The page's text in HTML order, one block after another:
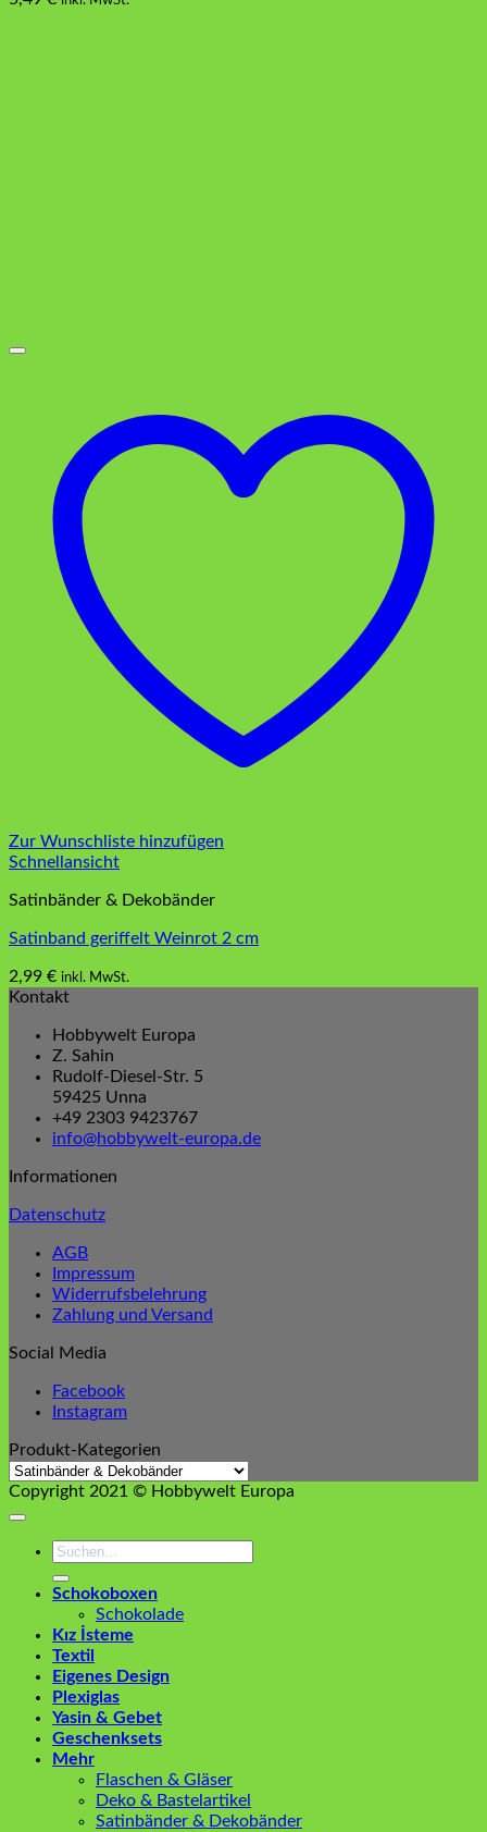
Zur Wunschliste hinzufügen
Schnellansicht
Satinbänder & Dekobänder
Satinband geriffelt Weinrot 2 cm
2,99 € inkl. MwSt.
Kontakt
Hobbywelt Europa
Z. Sahin
Rudolf-Diesel-Str. 5
59425 Unna
+49 2303 9423767
info@hobbywelt-europa.de
Informationen
Datenschutz
AGB
Impressum
Widerrufsbelehrung
Zahlung und Versand
Social Media
Facebook
Instagram
Produkt-Kategorien
Copyright 2021 © Hobbywelt Europa
Suchen
Schokoboxen
Schokolade
Kız İsteme
Textil
Eigenes Design
Plexiglas
Yasin & Gebet
Geschenksets
Mehr
Flaschen & Gläser
Deko & Bastelartikel
Satinbänder & Dekobänder